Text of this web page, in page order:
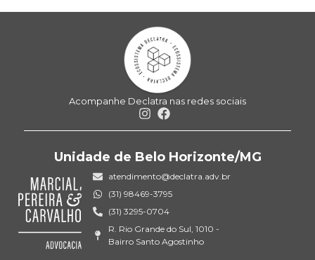
Acompanhe Declatra nas redes sociais
Unidade de Belo Horizonte/MG
atendimento@declatra.adv.br
(31) 98469-3795
(31) 3295-0704
R. Rio Grande do Sul, 1010 -
Bairro Santo Agostinho